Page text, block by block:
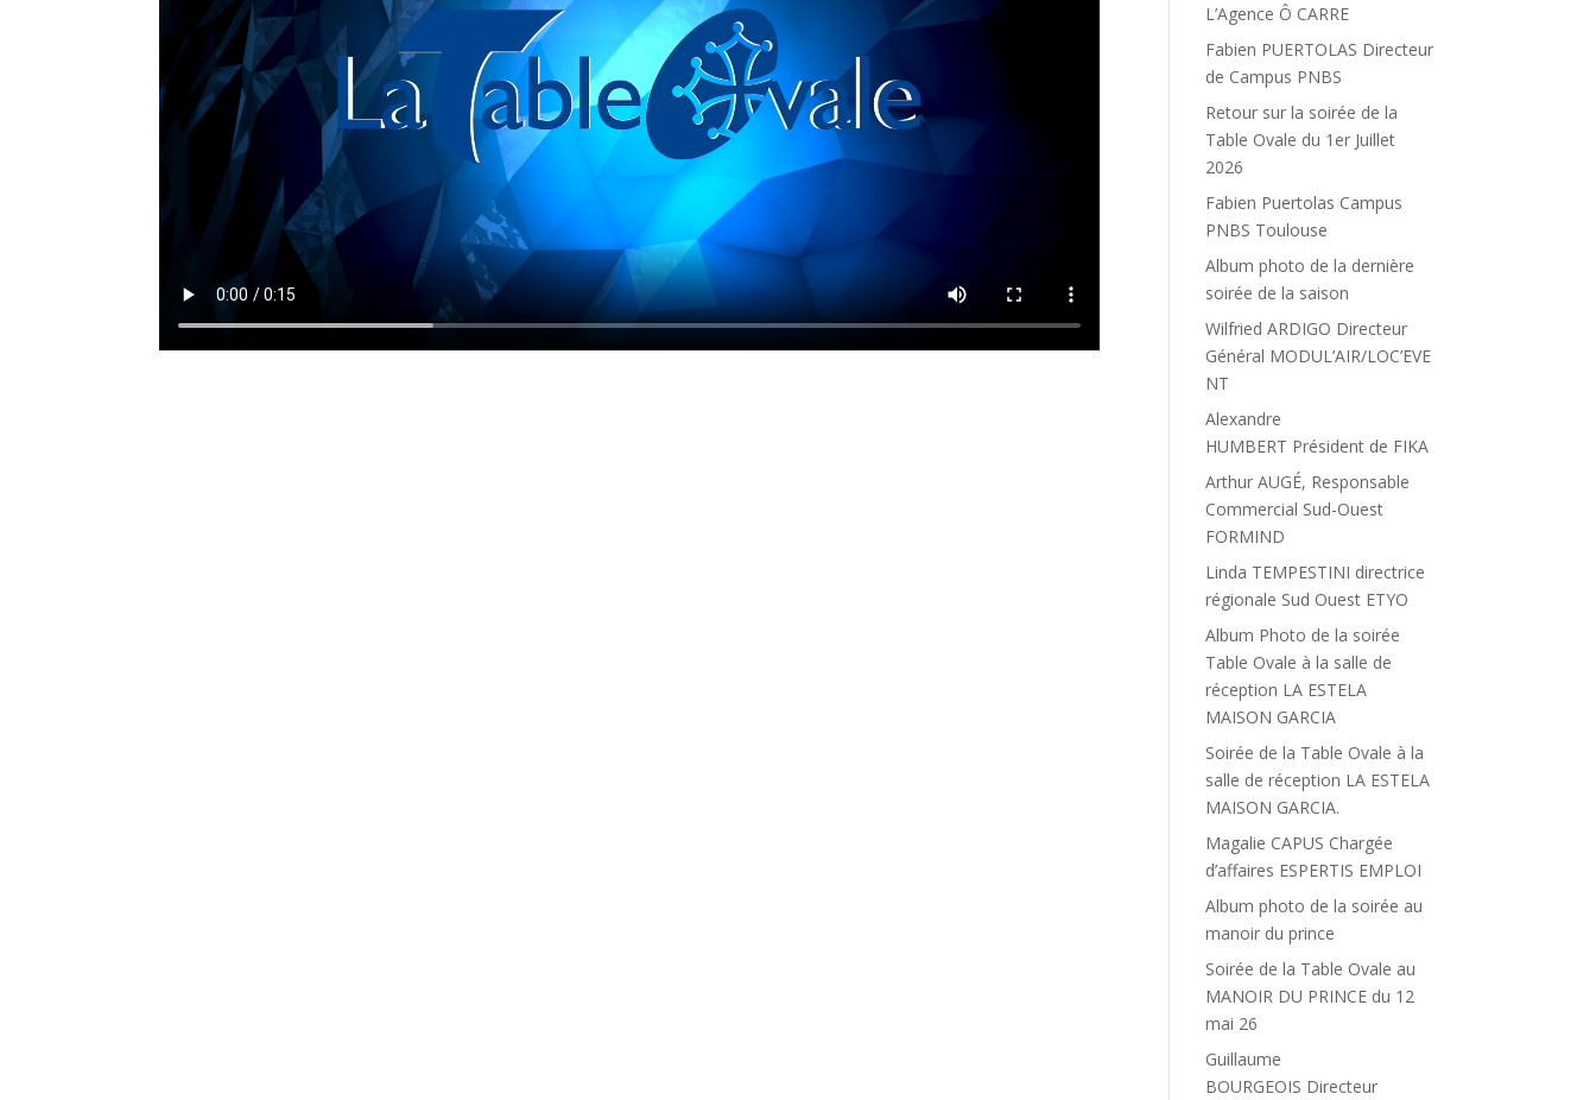
L’Agence Ô CARRE
Fabien PUERTOLAS Directeur
de Campus PNBS
Retour sur la soirée de la
Table Ovale du 1er Juillet
2026
Fabien Puertolas Campus
PNBS Toulouse
Album photo de la dernière
soirée de la saison
Wilfried ARDIGO Directeur
Général MODUL’AIR/LOC’EVE
NT
Alexandre
HUMBERT Président de FIKA
Arthur AUGÉ, Responsable
Commercial Sud-Ouest
FORMIND
Linda TEMPESTINI directrice
régionale Sud Ouest ETYO
Album Photo de la soirée
Table Ovale à la salle de
réception LA ESTELA
MAISON GARCIA
Soirée de la Table Ovale à la
salle de réception LA ESTELA
MAISON GARCIA.
Magalie CAPUS Chargée
d’affaires ESPERTIS EMPLOI
Album photo de la soirée au
manoir du prince
Soirée de la Table Ovale au
MANOIR DU PRINCE du 12
mai 26
Guillaume
BOURGEOIS Directeur